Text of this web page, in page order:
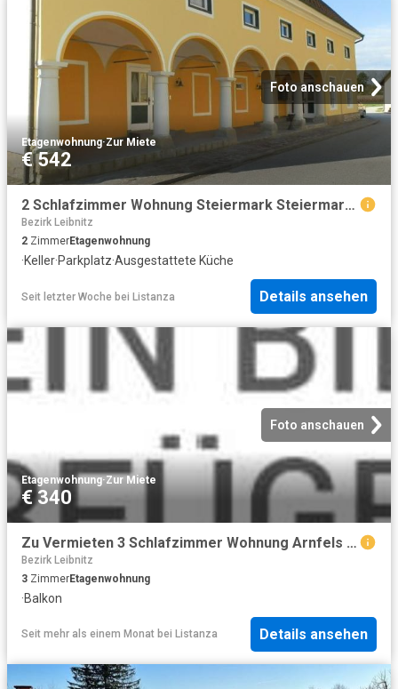
Foto anschauen
Etagenwohnung·Zur Miete
€ 542
2 Schlafzimmer Wohnung Steiermark Steiermark 104713058
Bezirk Leibnitz
2 ZimmerEtagenwohnung
·Keller·Parkplatz·Ausgestattete Küche
Seit letzter Woche bei Listanza Details ansehen
Foto anschauen
Etagenwohnung·Zur Miete
€ 340
Zu Vermieten 3 Schlafzimmer Wohnung Arnfels AUT DS101298968
Bezirk Leibnitz
3 ZimmerEtagenwohnung
·Balkon
Seit mehr als einem Monat bei Listanza Details ansehen